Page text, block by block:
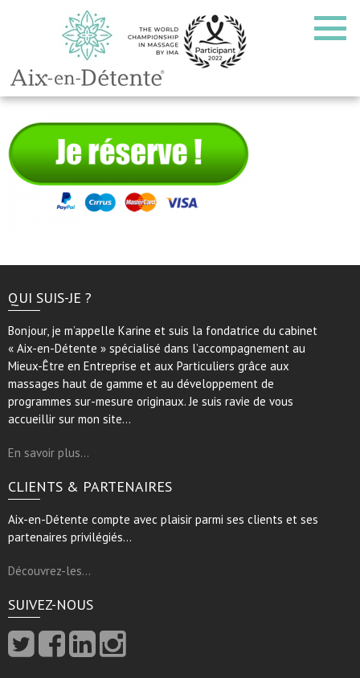
QUI SUIS-JE ?
Bonjour, je m’appelle Karine et suis la fondatrice du cabinet
« Aix-en-Détente » spécialisé dans l’accompagnement au
Mieux-Être en Entreprise et aux Particuliers grâce aux
massages haut de gamme et au développement de
programmes sur-mesure originaux. Je suis ravie de vous
accueillir sur mon site…
En savoir plus…
CLIENTS & PARTENAIRES
Aix-en-Détente compte avec plaisir parmi ses clients et ses
partenaires privilégiés…
Découvrez-les…
SUIVEZ-NOUS